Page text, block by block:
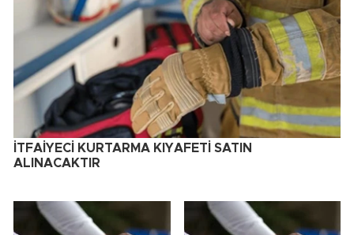
İTFAİYECİ KURTARMA KIYAFETİ SATIN
ALINACAKTIR